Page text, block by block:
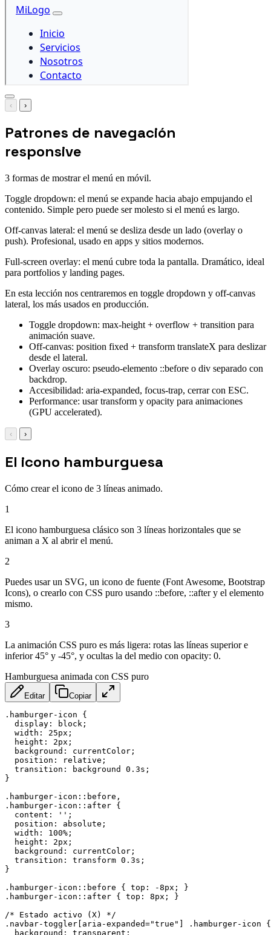
‹ ›
Patrones de navegación
responsive
3 formas de mostrar el menú en móvil.
Toggle dropdown: el menú se expande hacia abajo empujando el
contenido. Simple pero puede ser molesto si el menú es largo.
Off-canvas lateral: el menú se desliza desde un lado (overlay o
push). Profesional, usado en apps y sitios modernos.
Full-screen overlay: el menú cubre toda la pantalla. Dramático, ideal
para portfolios y landing pages.
En esta lección nos centraremos en toggle dropdown y off-canvas
lateral, los más usados en producción.
Toggle dropdown: max-height + overflow + transition para
animación suave.
Off-canvas: position fixed + transform translateX para deslizar
desde el lateral.
Overlay oscuro: pseudo-elemento ::before o div separado con
backdrop.
Accesibilidad: aria-expanded, focus-trap, cerrar con ESC.
Performance: usar transform y opacity para animaciones
(GPU accelerated).
‹ ›
El icono hamburguesa
Cómo crear el icono de 3 líneas animado.
1
El icono hamburguesa clásico son 3 líneas horizontales que se
animan a X al abrir el menú.
2
Puedes usar un SVG, un icono de fuente (Font Awesome, Bootstrap
Icons), o crearlo con CSS puro usando ::before, ::after y el elemento
mismo.
3
La animación CSS puro es más ligera: rotas las líneas superior e
inferior 45° y -45°, y ocultas la del medio con opacity: 0.
Hamburguesa animada con CSS puro
Editar Copiar
.hamburger-icon
{
display : block ;
width : 25px ;
height : 2px ;
background : currentColor ;
position : relative ;
transition : background 0.3s ;
}
.hamburger-icon::before,
.hamburger-icon::after {
content : '' ;
position : absolute ;
width : 100% ;
height : 2px ;
background : currentColor ;
transition : transform 0.3s ;
}
.hamburger-icon::before
{ top : -8px ;
}
.hamburger-icon::after { top : 8px ;
}
/* Estado activo (X) */
.navbar-toggler[aria-expanded="true"] .hamburger-icon
{
background : transparent ;